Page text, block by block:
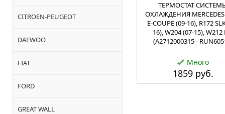
CITROEN-PEUGEOT
DAEWOO
FIAT
FORD
GREAT WALL
ТЕРМОСТАТ
ОХЛАЖДЕНИЯ MERCEDES
E-COUPE (09-16), R172
16), W204 (07-15), W212
(A2712000315 -
Много
1859 руб.